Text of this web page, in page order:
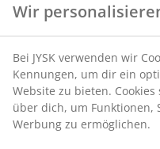
Wir
Bei JYSK verwenden wir
Kennungen, um dir ein
Website zu bieten.
über dich, um Funktionen,
Werbung zu ermöglichen.